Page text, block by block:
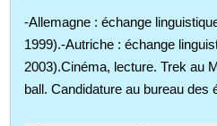
-Allemagne : échange
1999).-Autriche : échange
2003).Cinéma, lecture. Trek au
ball. Candidature au bureau des